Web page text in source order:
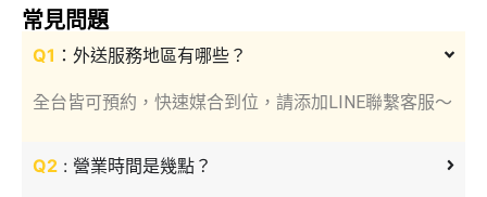
常見問題
Q1 ：外送服務地區有哪些？
全台皆可預約，快速媒合到位，請添加LINE聯繫客服～
Q2 : 營業時間是幾點？